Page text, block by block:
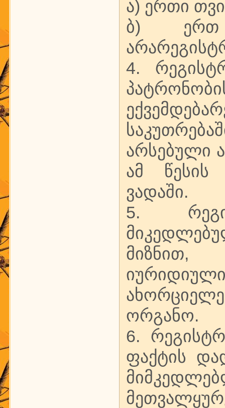
ა) ერთი
ბ) ერთ
4.
არსებული
ამ წესის
ვადაში.
5.
მიზნით,
იურიდიული
ორგანო.
6.
ფაქტის